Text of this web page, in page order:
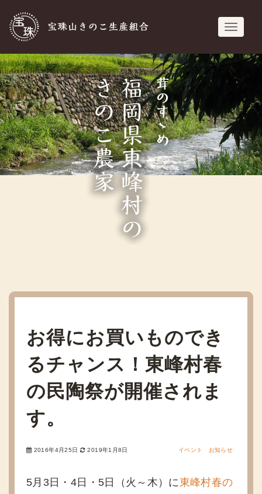
宝珠山きのこ生
お得にお買いものでき
るチャンス！東峰村春
の民陶祭が開催されま
す。
2016年4月25日 2019年1月8日 イベント お知らせ
5月3日・4日・5日（火～木）に東峰村春の